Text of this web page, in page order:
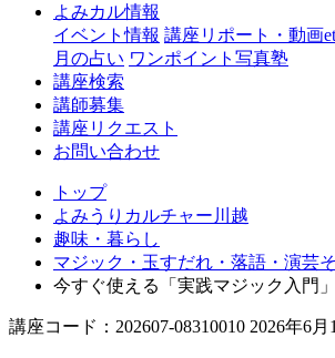
よみカル情報
イベント情報 講座リポート・動画
月の占い ワンポイント写真塾
講座検索
講師募集
講座リクエスト
お問い合わせ
トップ
よみうりカルチャー川越
趣味・暮らし
マジック・玉すだれ・落語・演芸
今すぐ使える「実践マジック入門」
講座コード：202607-08310010 2026年6